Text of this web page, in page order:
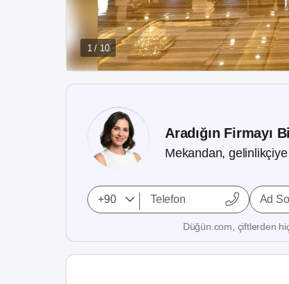
1 / 10
Aradığın Firmayı
Mekandan,
Ad
Düğün.com, çiftlerden